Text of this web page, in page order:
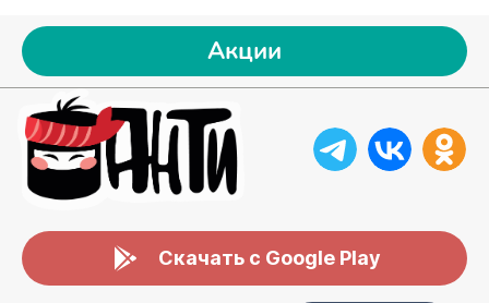
Акции
Скачать с Google Play